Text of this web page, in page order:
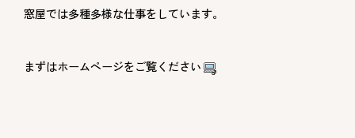
窓屋では多種多様な仕事をしています。
まずはホームページをご覧ください